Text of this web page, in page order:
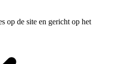
op de site en gericht op het